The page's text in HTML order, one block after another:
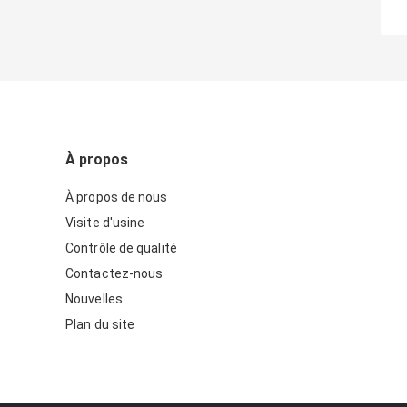
À propos
À propos de nous
Visite d'usine
Contrôle de qualité
Contactez-nous
Nouvelles
Plan du site